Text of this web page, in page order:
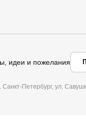
идеи и пожелания
Санкт-Петербург, ул.